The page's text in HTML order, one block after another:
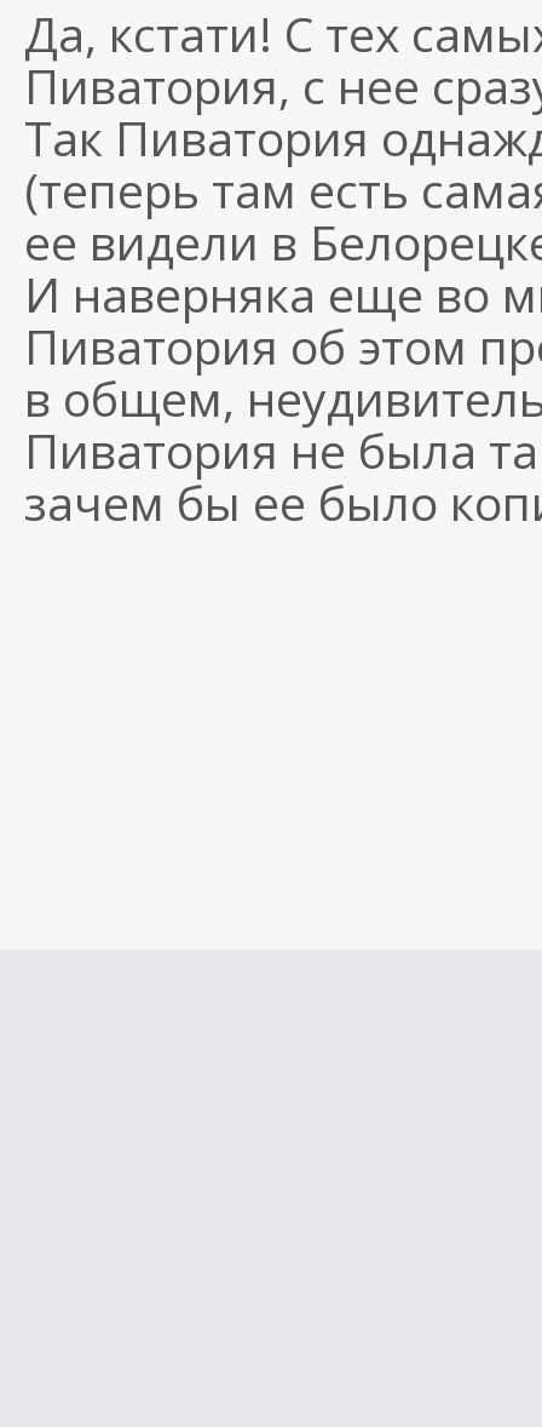
Да, кстати! С тех
Пиватория, с нее
Так Пиватория
(теперь там есть
ее видели в
И наверняка еще во
Пиватория об этом
в общем,
Пиватория не была
зачем бы ее было